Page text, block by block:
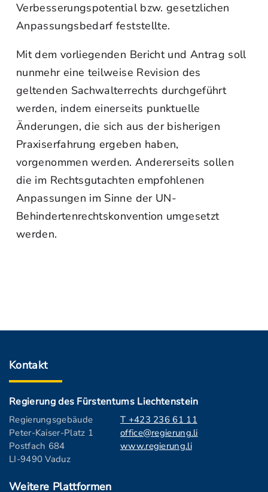
Verbesserungspotential bzw. gesetzlichen
Anpassungsbedarf feststellte.
Mit dem vorliegenden Bericht und Antrag soll
nunmehr eine teilweise Revision des
geltenden Sachwalterrechts durchgeführt
werden, indem einerseits punktuelle
Änderungen, die sich aus der bisherigen
Praxiserfahrung ergeben haben,
vorgenommen werden. Andererseits sollen
die im Rechtsgutachten empfohlenen
Anpassungen im Sinne der UN-
Behindertenrechtskonvention umgesetzt
werden.
Kontakt
Regierung des Fürstentums Liechtenstein
Regierungsgebäude
Peter-Kaiser-Platz 1
Postfach 684
LI-9490 Vaduz
T +423 236 61 11
office@regierung.li
www.regierung.li
Weitere Plattformen